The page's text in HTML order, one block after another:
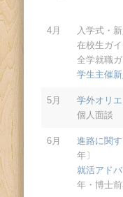
4月
入学式・
在校生ガ
全学就職
学生主催
5月 学外オリ
個人面談
6月 進路に関
年〕
就活アド
年・博士前